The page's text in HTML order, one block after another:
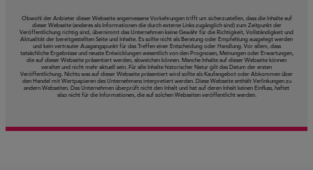
Obwohl der Anbieter dieser Webseite angemessene Vorkehrungen trifft um sicherzustellen, dass die Inhalte auf
dieser Webseite (anderes als Informationen die durch externe Links zugänglich sind) zum Zeitpunkt der
Veröffentlichung richtig sind, übernimmt das Unternehmen keine Gewähr für die Richtigkeit, Vollständigkeit und
Aktualität der bereitgestellten Seite und Inhalte. Es sollte nicht als Beratung oder Empfehlung ausgelegt werden
und kein vertrauter Ausgangspunkt für das Treffen einer Entscheidung oder Handlung. Vor allem, dass
tatsächliche Ergebnisse und neuste Entwicklungen wesentlich von den Prognosen, Meinungen oder Erwartungen,
die auf dieser Webseite präsentiert werden, abweichen können. Manche Inhalte auf dieser Webseite können
veraltet und nicht mehr aktuell sein. Für alle Inhalte historischer Natur gilt das Datum der ersten
Veröffentlichung. Nichts was auf dieser Webseite präsentiert wird sollte als Kaufangebot oder Abkommen über
den Handel mit Wertpapieren des Unternehmens interpretiert werden. Diese Webseite enthält Verlinkungen zu
andern Webseiten. Das Unternehmen überprüft nicht den Inhalt und hat auf deren Inhalt keinen Einfluss, haftet
also nicht für die Informationen, die auf solchen Webseiten veröffentlicht werden.